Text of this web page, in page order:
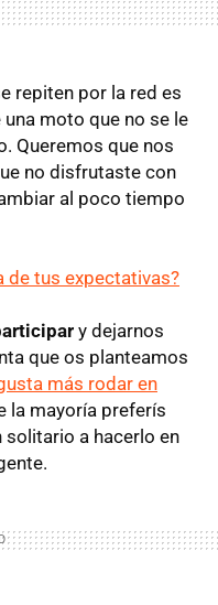
repiten por la red es
moto que no se le
Queremos que nos
no disfrutaste con
al poco tiempo
de tus expectativas?
y dejarnos
que os planteamos
más rodar en
la mayoría preferís
solitario a hacerlo en